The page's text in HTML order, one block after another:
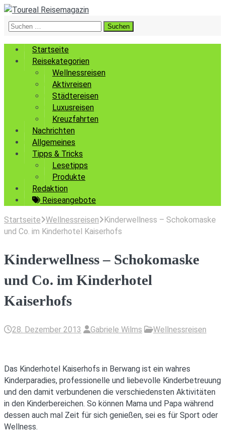
Suchen
Startseite
Reisekategorien
Wellnessreisen
Aktivreisen
Städtereisen
Luxusreisen
Kreuzfahrten
Nachrichten
Allgemeines
Tipps & Tricks
Lesetipps
Produkte
Redaktion
Reiseangebote
Startseite Wellnessreisen
Kinderwellness – Schokomaske
und Co. im Kinderhotel Kaiserhofs
Kinderwellness – Schokomaske
und Co. im Kinderhotel
Kaiserhofs
28. Dezember 2013 Gabriele Wilms Wellnessreisen
Das Kinderhotel Kaiserhofs in Berwang ist ein wahres
Kinderparadies, professionelle und liebevolle Kinderbetreuung
und den damit verbundenen die verschiedensten Aktivitäten
in den Kinderbereichen. So können Mama und Papa während
dessen auch mal Zeit für sich genießen, sei es für Sport oder
Wellness.